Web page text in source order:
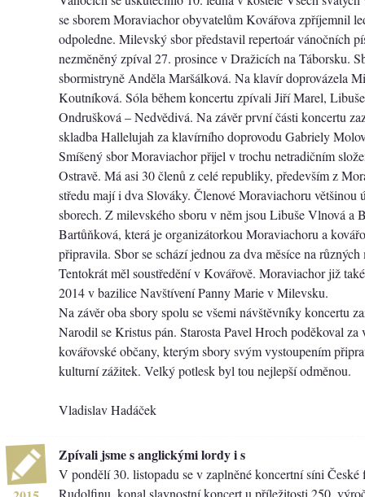
se sborem Moraviachor obyvatelům Kovářova zpříjemnil
odpoledne. Milevský sbor představil repertoár vánočních
nezměněný zpíval 27. prosince v Dražicích na Táborsku.
sbormistryně Anděla Maršálková. Na klavír doprovázela
Koutníková. Sóla během koncertu zpívali Jiří Marel,
Ondrušková – Nedvědivá. Na závěr první části koncertu
skladba Hallelujah za klavírního doprovodu Gabriely
Smíšený sbor Moraviachor přijel v trochu netradičním
Ostravě. Má asi 30 členů z celé republiky, především z
středu mají i dva Slováky. Členové Moraviachoru
sborech. Z milevského sboru v něm jsou Libuše Vlnová a
Bartůňková, která je organizátorkou Moraviachoru a
připravila. Sbor se schází jednou za dva měsíce na
Tentokrát měl soustředění v Kovářově. Moraviachor již
2014 v bazilice Navštívení Panny Marie v Milevsku.
Na závěr oba sbory spolu se všemi návštěvníky koncertu
Narodil se Kristus pán. Starosta Pavel Hroch poděkoval za
kovářovské občany, kterým sbory svým vystoupením
kulturní zážitek. Velký potlesk byl tou nejlepší odměnou.
Vladislav Hadáček
Zpívali jsme s anglickými lordy i s
V pondělí 30. listopadu se v zaplněné koncertní síni České
Rudolfinu, konal slavnostní koncert u příležitosti 250.